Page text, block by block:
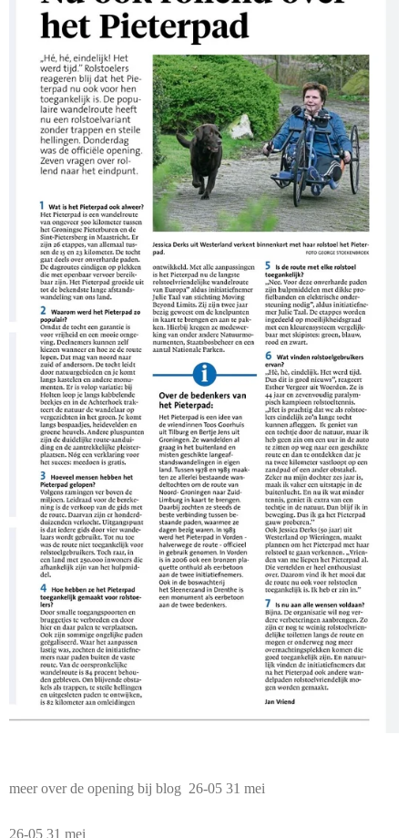
meer over de opening bij blog 26-05 31 mei
26-05 31 mei